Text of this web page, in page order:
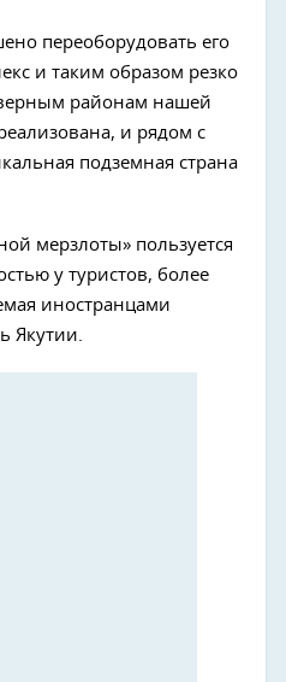
переоборудовать его
и таким образом резко
районам нашей
и рядом с
подземная страна
мерзлоты» пользуется
у туристов, более
иностранцами
Якутии.